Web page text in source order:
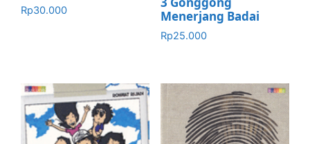
Rp30.000
Menerjang Badai
Rp25.000